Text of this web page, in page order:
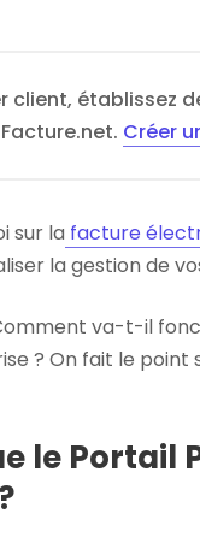
client, établissez
Créer
sur la facture
la gestion de
va-t-il
? On fait le
le Portail